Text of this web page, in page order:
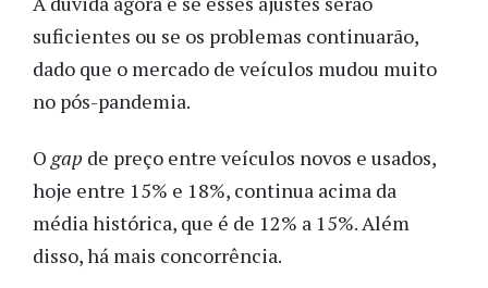
suficientes ou se os problemas continuarão,
dado que o mercado de veículos mudou muito
no pós-pandemia.
O gap de preço entre veículos novos e usados,
hoje entre 15% e 18%, continua acima da
média histórica, que é de 12% a 15%. Além
disso, há mais concorrência.